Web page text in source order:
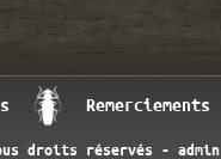
Remerciements
droits réservés - admin